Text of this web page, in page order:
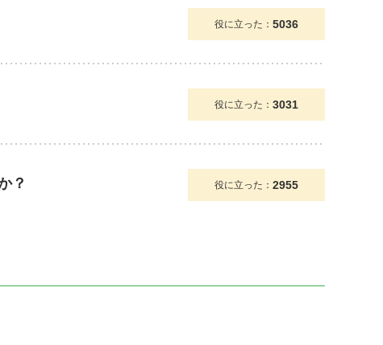
役に立った： 5036
役に立った： 3031
？ 役に立った： 2955